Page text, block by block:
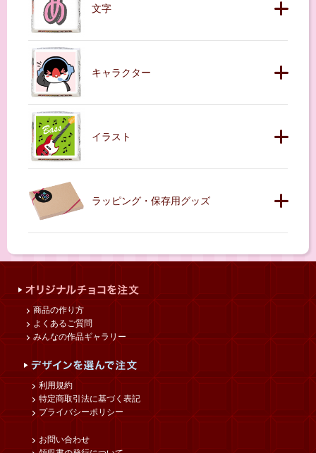
文字
キャラクター
イラスト
ラッピング・保存用グッズ
商品の作り方
よくあるご質問
みんなの作品ギャラリー
利用規約
特定商取引法に基づく表記
プライバシーポリシー
お問い合わせ